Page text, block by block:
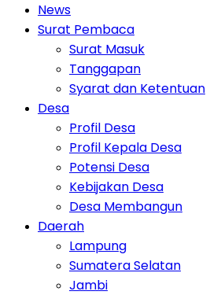
News
Surat Pembaca
Surat Masuk
Tanggapan
Syarat dan Ketentuan
Desa
Profil Desa
Profil Kepala Desa
Potensi Desa
Kebijakan Desa
Desa Membangun
Daerah
Lampung
Sumatera Selatan
Jambi